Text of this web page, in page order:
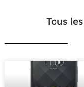
Tous